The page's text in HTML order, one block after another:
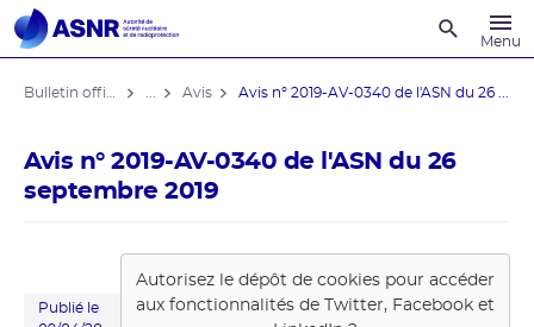
Menu
Avis Avis n° 2019-AV-0340 de l'ASN du 26 ...
Avis n° 2019-AV-0340 de l'ASN du 26
septembre 2019
Publié le
Autorisez le dépôt de cookies pour accéder
aux fonctionnalités de Twitter, Facebook et